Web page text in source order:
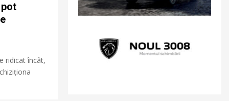
ridicat încât,